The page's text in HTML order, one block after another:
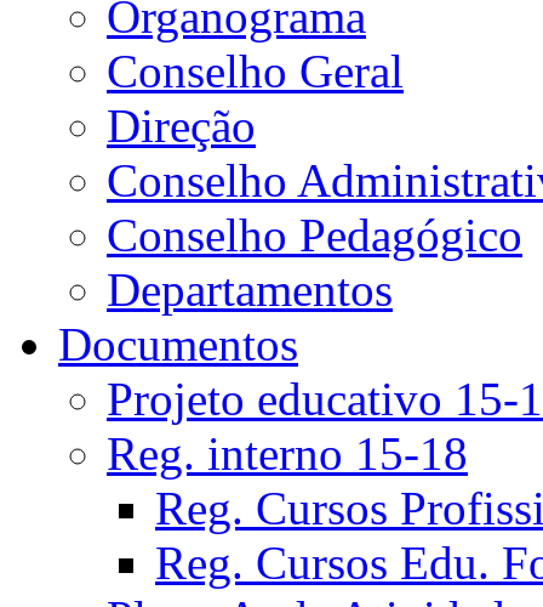
Organograma
Conselho Geral
Direção
Conselho
Conselho Pedagógico
Departamentos
Documentos
Projeto educativo 15-
Reg. interno 15-18
Reg. Cursos
Reg. Cursos Edu.